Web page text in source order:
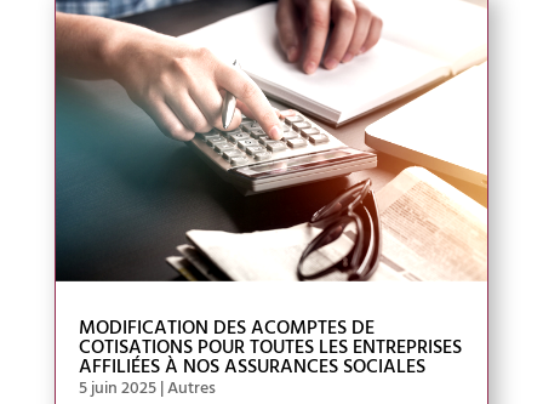
MODIFICATION DES ACOMPTES DE
COTISATIONS POUR TOUTES LES ENTREPRISES
AFFILIÉES À NOS ASSURANCES SOCIALES
5 juin 2025|Autres